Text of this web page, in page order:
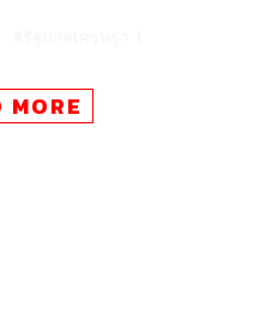
MORE